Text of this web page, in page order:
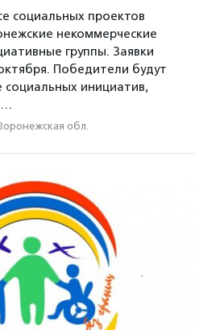
социальных проектов
некоммерческие
группы. Заявки
Победители будут
инициатив,
обл.